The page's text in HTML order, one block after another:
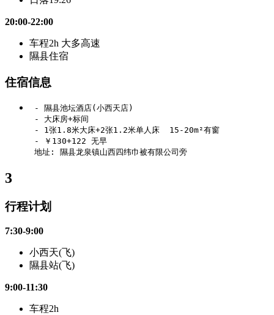
20:00-22:00
车程2h 大多高速
隰县住宿
住宿信息
- 隰县池坛酒店(小西天店)
- 大床房+标间
- 1张1.8米大床+2张1.2米单人床  15-20m²有窗
- ￥130+122 无早
3
行程计划
7:30-9:00
小西天(飞)
隰县站(飞)
9:00-11:30
车程2h